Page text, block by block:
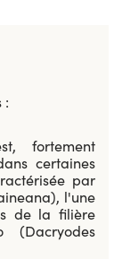
:
fortement
certaines
par
l'une
de la filière
(Dacryodes